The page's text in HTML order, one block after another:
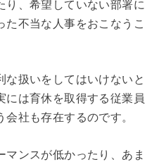
り、希望していない部署に
た不当な人事をおこなうこ
な扱いをしてはいけないと
には育休を取得する従業員
社も存在するのです。
マンスが低かったり、あま